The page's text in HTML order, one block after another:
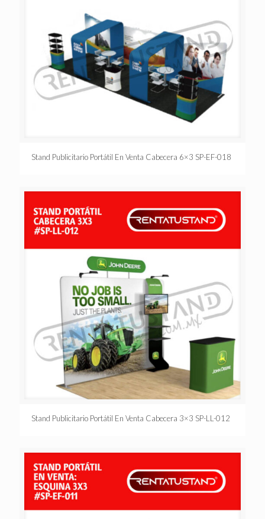
Stand Publicitario Portátil En Venta Cabecera 6×3 SP-EF-018
Stand Publicitario Portátil En Venta Cabecera 3×3 SP-LL-012